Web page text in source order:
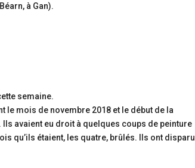
à Gan).
semaine.
le mois de novembre 2018 et le début de la
. Ils avaient eu droit à quelques coups de peinture
qu’ils étaient, les quatre, brûlés. Ils ont disparu